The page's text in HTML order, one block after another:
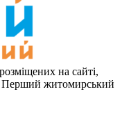
на сайті,
Перший житомирський